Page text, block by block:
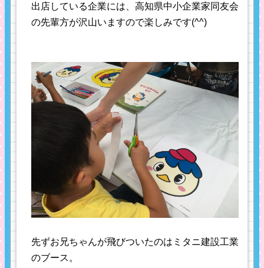
出店している企業には、高知県中小企業家同友会
の先輩方が沢山いますので楽しみです(^^)
先ずお兄ちゃんが飛びついたのはミタニ建設工業
のブース。